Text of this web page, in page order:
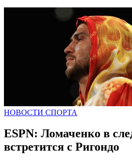
НОВОСТИ СПОРТА
ESPN: Ломаченко в
встретится с Ригондо